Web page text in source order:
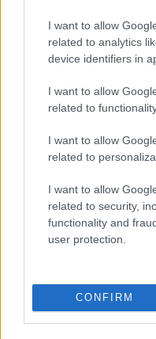
I want to allow
related to analytics
device identifiers in
I want to allow
related to
I want to allow
related to
I want to allow
related to security,
functionality and
user protection.
CONFIRM
Eközben fenntartották
értékrendjük
Miként a magukat
szándékkal,
ellenfeleik, szinte
körében. Nem mintha
jelenség lett volna.
elfogyott a levegő a
kelet-európai piac
javának lefölözésével
országában
kapitalizmusban a
pálya szélére, sőt a
Lapjaik egyre
századba átlépő